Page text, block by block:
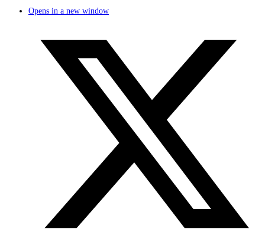
Opens in a new window